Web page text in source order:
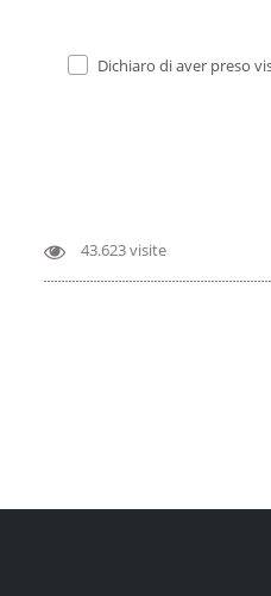
Dichiaro di aver preso
43.623 visite